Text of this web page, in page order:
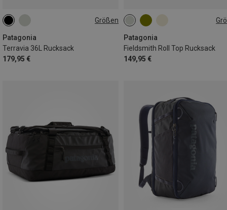
Größen
Patagonia
Terravia 36L Rucksack
179,95 €
36L | S
Patagonia
Fieldsmith Roll Top Rucksack
149,95 €
32L